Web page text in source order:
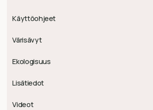
Käyttöohjeet
Värisävyt
Ekologisuus
Lisätiedot
Videot